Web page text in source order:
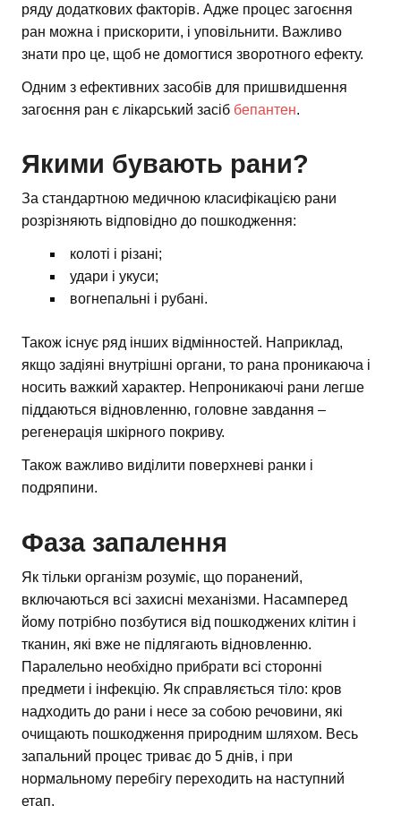
ряду додаткових факторів. Адже процес загоєння
ран можна і прискорити, і уповільнити. Важливо
знати про це, щоб не домогтися зворотного ефекту.
Одним з ефективних засобів для пришвидшення
загоєння ран є лікарський засіб бепантен.
Якими бувають рани?
За стандартною медичною класифікацією рани
розрізняють відповідно до пошкодження:
колоті і різані;
удари і укуси;
вогнепальні і рубані.
Також існує ряд інших відмінностей. Наприклад,
якщо задіяні внутрішні органи, то рана проникаюча і
носить важкий характер. Непроникаючі рани легше
піддаються відновленню, головне завдання –
регенерація шкірного покриву.
Також важливо виділити поверхневі ранки і
подряпини.
Фаза запалення
Як тільки організм розуміє, що поранений,
включаються всі захисні механізми. Насамперед
йому потрібно позбутися від пошкоджених клітин і
тканин, які вже не підлягають відновленню.
Паралельно необхідно прибрати всі сторонні
предмети і інфекцію. Як справляється тіло: кров
надходить до рани і несе за собою речовини, які
очищають пошкодження природним шляхом. Весь
запальний процес триває до 5 днів, і при
нормальному перебігу переходить на наступний
етап.